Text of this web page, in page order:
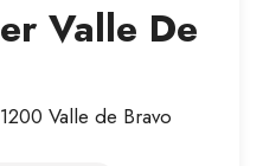
Valle De
Valle de Bravo